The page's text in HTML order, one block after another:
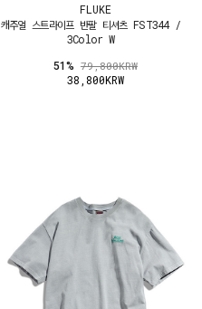
FLUKE
캐주얼 스트라이프 반팔 티셔츠 FST344 /
3Color W
51% 79,800KRW
38,800KRW